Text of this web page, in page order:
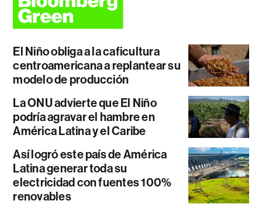
El Niño obliga a la caficultura
centroamericana a replantear su
modelo de producción
La ONU advierte que El Niño
podría agravar el hambre en
América Latina y el Caribe
Así logró este país de América
Latina generar toda su
electricidad con fuentes 100%
renovables